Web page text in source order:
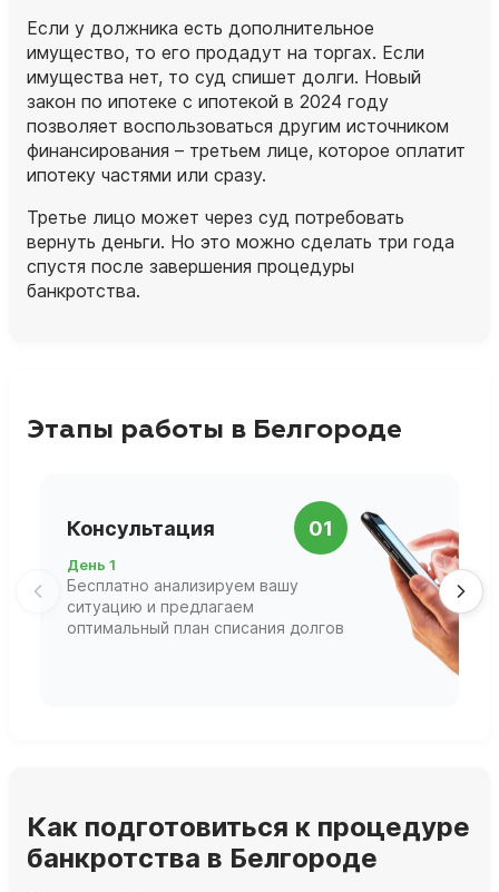
Если у должника есть дополнительное
имущество, то его продадут на торгах. Если
имущества нет, то суд спишет долги. Новый
закон по ипотеке с ипотекой в 2024 году
позволяет воспользоваться другим источником
финансирования – третьем лице, которое оплатит
ипотеку частями или сразу.
Третье лицо может через суд потребовать
вернуть деньги. Но это можно сделать три года
спустя после завершения процедуры
банкротства.
Этапы работы в Белгороде
Консультация 01
День 1
Бесплатно анализируем вашу
ситуацию и предлагаем
оптимальный план списания долгов
Как подготовиться к процедуре
банкротства в Белгороде